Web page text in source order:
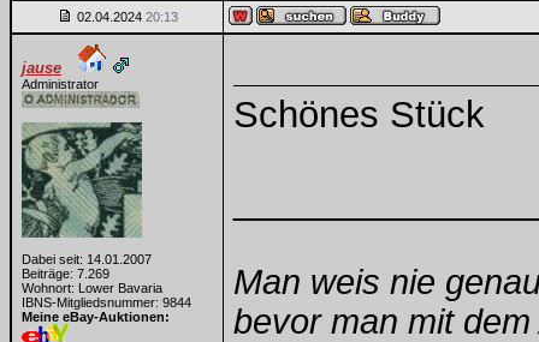
02.04.2024 20:13
jause
Administrator
Dabei seit: 14.01.2007
Beiträge: 7.269
Wohnort: Lower Bavaria
IBNS-Mitgliedsnummer: 9844
Meine eBay-Auktionen:
Schönes Stück
Man weis nie
bevor man mit